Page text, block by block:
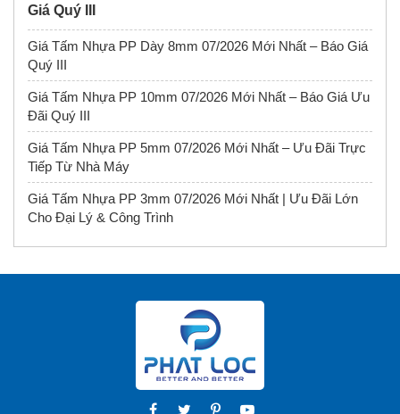
Giá Quý III
Giá Tấm Nhựa PP Dày 8mm 07/2026 Mới Nhất – Báo Giá
Quý III
Giá Tấm Nhựa PP 10mm 07/2026 Mới Nhất – Báo Giá Ưu
Đãi Quý III
Giá Tấm Nhựa PP 5mm 07/2026 Mới Nhất – Ưu Đãi Trực
Tiếp Từ Nhà Máy
Giá Tấm Nhựa PP 3mm 07/2026 Mới Nhất | Ưu Đãi Lớn
Cho Đại Lý & Công Trình